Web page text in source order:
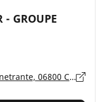
- GROUPE
41 Avenue Cheiron - Route de la Penetrante, 06800 CAGNES SUR MER